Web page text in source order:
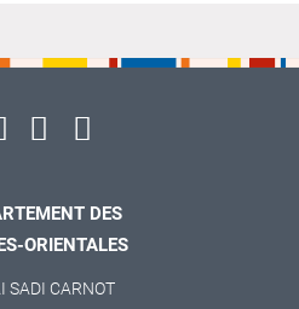
DES
ORIENTALES
SADI CARNOT